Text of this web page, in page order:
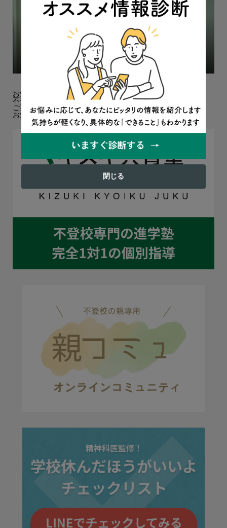
「学校とのつながりが切れるのが怖かった」教室に入れ
ない息子と廊下ですごした母の思いを断ち切った夫の一
保護者の体験談
お知らせ
不登校オンラインへのお問い合わせについて
ご要望・ご感想フォームを設置しました！
お知らせ欄を追加しました
閉じる